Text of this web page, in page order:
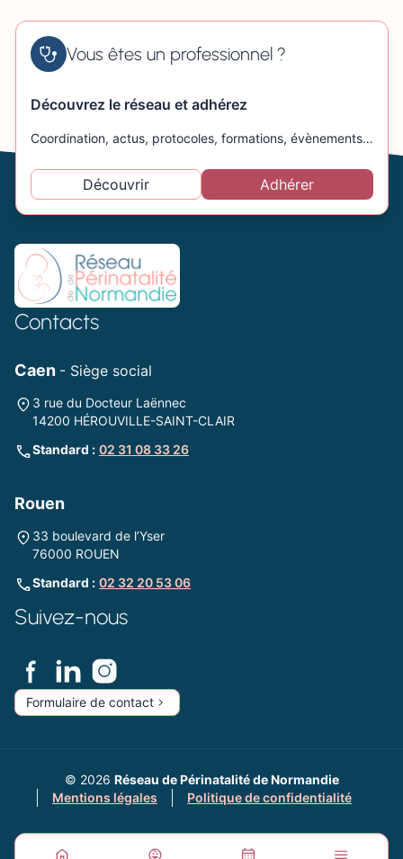
Vous êtes un professionnel ?
Découvrez le réseau et adhérez
Coordination, actus, protocoles, formations, évènements…
Découvrir Adhérer
Contacts
Caen - Siège social
3 rue du Docteur Laënnec
14200 HÉROUVILLE-SAINT-CLAIR
Standard : 02 31 08 33 26
Rouen
33 boulevard de l’Yser
76000 ROUEN
Standard : 02 32 20 53 06
Suivez-nous
Formulaire de contact
© 2026 Réseau de Périnatalité de Normandie
Mentions légales
Politique de confidentialité